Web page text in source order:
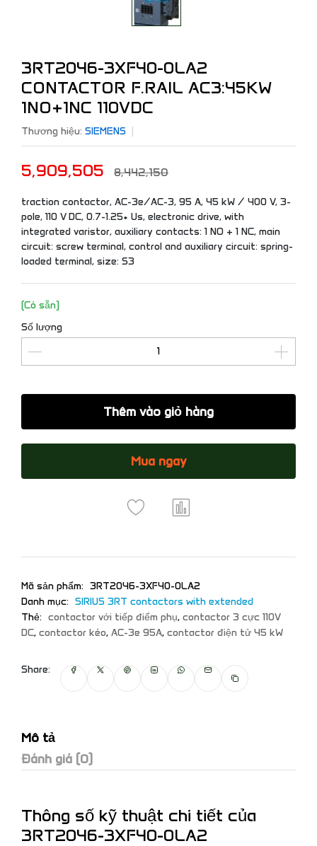
3RT2046-3XF40-0LA2
CONTACTOR F.RAIL AC3:45KW
1NO+1NC 110VDC
Thương hiệu: SIEMENS
5,909,505 8,442,150
traction contactor, AC-3e/AC-3, 95 A, 45 kW / 400 V, 3-
pole, 110 V DC, 0.7-1.25* Us, electronic drive, with
integrated varistor, auxiliary contacts: 1 NO + 1 NC, main
circuit: screw terminal, control and auxiliary circuit: spring-
loaded terminal, size: S3
(Có sẵn)
Số lượng
Thêm vào giỏ hàng
Mua ngay
Mã sản phẩm: 3RT2046-3XF40-0LA2
Danh mục: SIRIUS 3RT contactors with extended
Thẻ: contactor với tiếp điểm phụ, contactor 3 cực 110V
DC, contactor kéo, AC-3e 95A, contactor điện tử 45 kW
Share:
Mô tả
Đánh giá (0)
Thông số kỹ thuật chi tiết của
3RT2046-3XF40-0LA2